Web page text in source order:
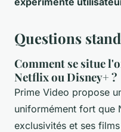
Questions
Comment se situe
Netflix ou Disney+ ?
Prime Video propose
uniformément fort que
exclusivités et ses